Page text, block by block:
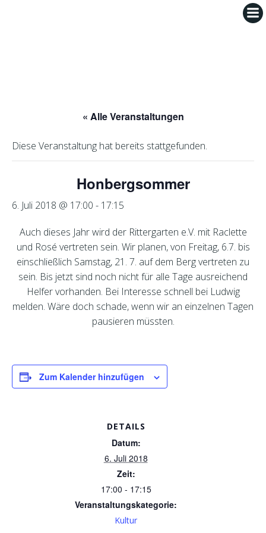
« Alle Veranstaltungen
Diese Veranstaltung hat bereits stattgefunden.
Honbergsommer
6. Juli 2018 @ 17:00 - 17:15
Auch dieses Jahr wird der Rittergarten e.V. mit Raclette
und Rosé vertreten sein. Wir planen, von Freitag, 6.7. bis
einschließlich Samstag, 21. 7. auf dem Berg vertreten zu
sein. Bis jetzt sind noch nicht für alle Tage ausreichend
Helfer vorhanden. Bei Interesse schnell bei Ludwig
melden. Wäre doch schade, wenn wir an einzelnen Tagen
pausieren müssten.
Zum Kalender hinzufügen
DETAILS
Datum:
6. Juli 2018
Zeit:
17:00 - 17:15
Veranstaltungskategorie:
Kultur